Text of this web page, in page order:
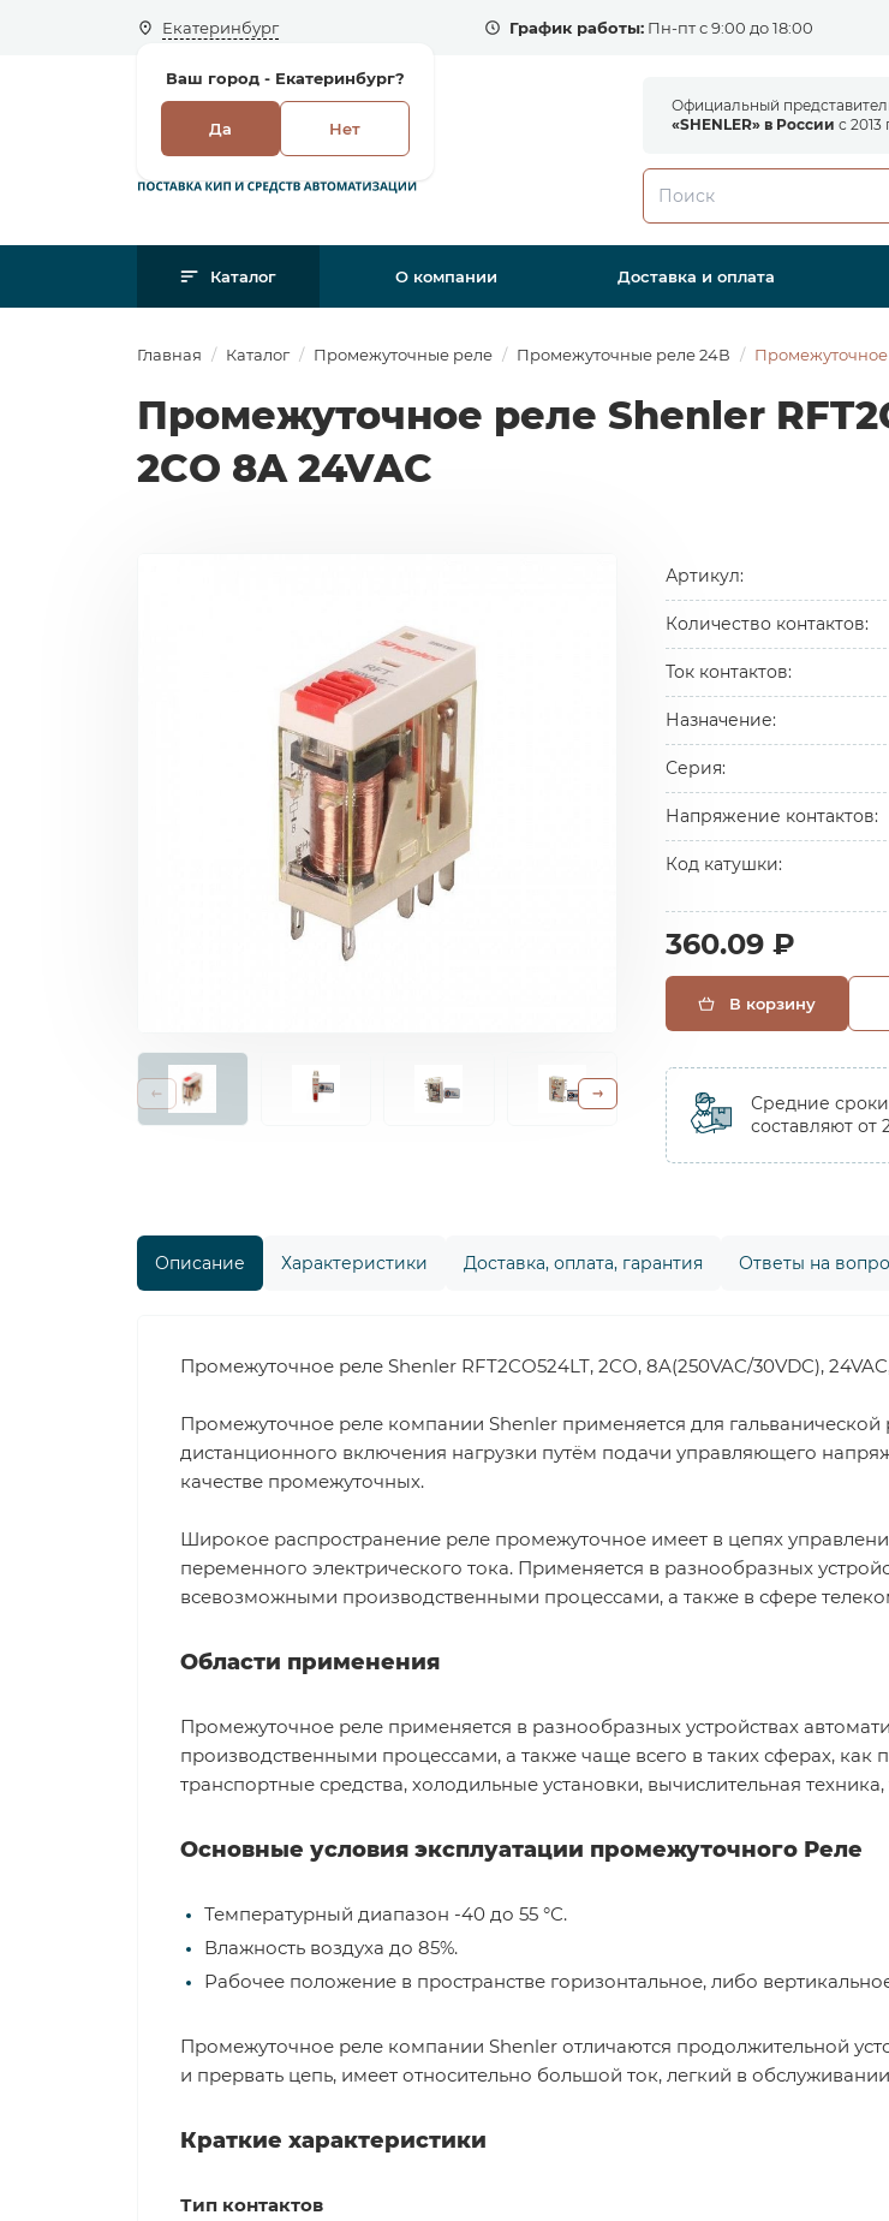
Екатеринбург
Ваш город - Екатеринбург?
Да Нет
График работы: Пн-пт с 9:00 до 18:00
Официальный
«SHENLER» в России с 2013
Каталог О компании Доставка и оплата
Главная Каталог Промежуточные реле Промежуточные реле 24В Промежуточное
Промежуточное реле Shenler
2CO 8A 24VAC
Артикул:
Количество контактов:
Ток контактов:
Назначение:
Серия:
Напряжение контактов:
Код катушки:
360.09 ₽
В корзину
Средние
составляют от
Описание Характеристики Доставка, оплата, гарантия Ответы на
Промежуточное реле Shenler RFT2CO524LT, 2CO, 8A(250VAC/30VDC),
Промежуточное реле компании Shenler применяется для
дистанционного включения нагрузки путём подачи управляющего
качестве промежуточных.
Широкое распространение реле промежуточное имеет в цепях
переменного электрического тока. Применяется в разнообразных
всевозможными производственными процессами, а также в сфере
Области применения
Промежуточное реле применяется в разнообразных устройствах
производственными процессами, а также чаще всего в таких сферах,
транспортные средства, холодильные установки, вычислительная
Основные условия эксплуатации промежуточного Реле
Температурный диапазон -40 до 55 °С.
Влажность воздуха до 85%.
Рабочее положение в пространстве горизонтальное, либо
Промежуточное реле компании Shenler отличаются продолжительной
и прервать цепь, имеет относительно большой ток, легкий в
Краткие характеристики
Тип контактов